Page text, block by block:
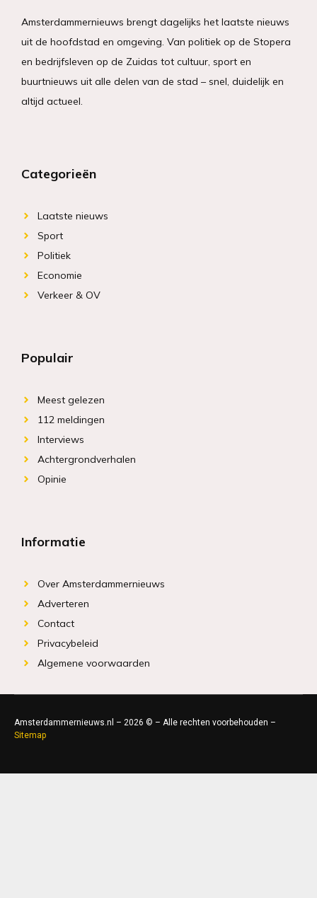
Amsterdammernieuws brengt dagelijks het laatste nieuws
uit de hoofdstad en omgeving. Van politiek op de Stopera
en bedrijfsleven op de Zuidas tot cultuur, sport en
buurtnieuws uit alle delen van de stad – snel, duidelijk en
altijd actueel.
Categorieën
Laatste nieuws
Sport
Politiek
Economie
Verkeer & OV
Populair
Meest gelezen
112 meldingen
Interviews
Achtergrondverhalen
Opinie
Informatie
Over Amsterdammernieuws
Adverteren
Contact
Privacybeleid
Algemene voorwaarden
Amsterdammernieuws.nl – 2026 © – Alle rechten voorbehouden –
Sitemap